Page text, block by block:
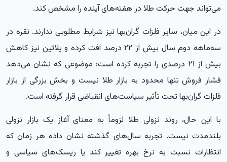
می‌تواند جهت حرکت طلا در هفته‌های آینده را مشخص کند.
در این میان، سایر فلزات گران‌بها نیز شرایط مطلوبی ندارند. نقره در
سه‌ماهه دوم سال بیش از ۲۲ درصد افت کرده و پلاتین نیز کاهش
بیش از ۲۱ درصدی را تجربه کرده است؛ موضوعی که نشان می‌دهد
فشار فروش تنها محدود به بازار طلا نیست و بخش بزرگی از بازار
فلزات گران‌بها تحت تأثیر سیاست‌های انقباضی قرار گرفته است.
با این حال، روند نزولی طلا لزوماً به معنای آغاز یک بازار نزولی
بلندمدت نیست. تجربه سال‌های گذشته نشان داده هر زمان که
انتظارات نسبت به نرخ بهره تغییر کند یا ریسک‌های سیاسی و